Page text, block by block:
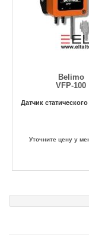
Belimo
VFP-100
Датчик
Уточните цену у